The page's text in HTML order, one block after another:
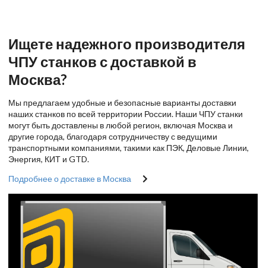
Ищете надежного производителя
ЧПУ станков с доставкой в
Москва?
Мы предлагаем удобные и безопасные варианты доставки
наших станков по всей территории России. Наши ЧПУ станки
могут быть доставлены в любой регион, включая Москва и
другие города, благодаря сотрудничеству с ведущими
транспортными компаниями, такими как ПЭК, Деловые Линии,
Энергия, КИТ и GTD.
Подробнее о доставке в Москва